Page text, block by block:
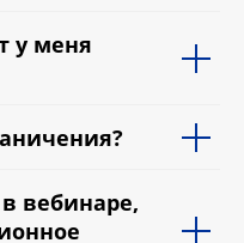
у меня
вебинаре,